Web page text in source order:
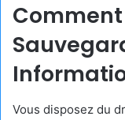
Vous disposez du